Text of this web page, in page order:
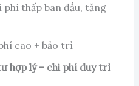
thấp ban đầu, tăng
cao + bảo trì
hợp lý – chi phí duy trì